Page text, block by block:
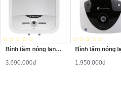
Bình tắm nóng lạnh Ariston AN2 30 LUX 2.5 FE 30 Lít
3.690.000đ
1.950.000đ